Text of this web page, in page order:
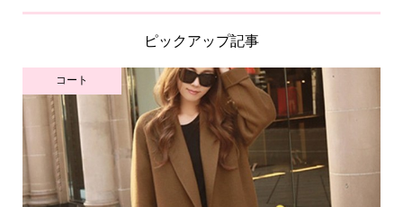
ピックアップ記事
コート